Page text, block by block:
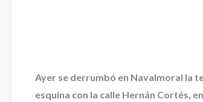
Ayer se derrumbó en Navalmoral la
esquina con la calle Hernán Cortés,